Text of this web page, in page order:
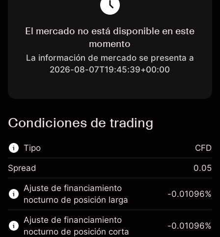
El mercado no está disponible en este
momento
La información de mercado se presenta a
2026-08-07T19:45:39+00:00
Condiciones de trading
Tipo
Este mercado financiero está disponible para
hacer trading con CFD.
Obtén más información sobre:
CFD
CFD
Spread 0.05
Ajuste de financiamiento
nocturno de posición larga
-0.01096%
Ajuste de financiamiento
nocturno de posición corta
-0.01096%